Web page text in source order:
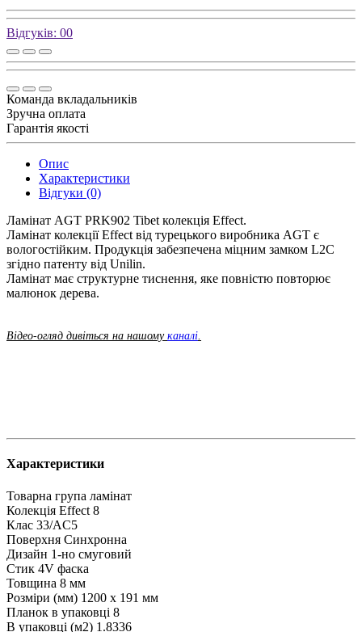
Відгуків: 00
Команда вкладальників
Зручна оплата
Гарантія якості
Опис
Характеристики
Відгуки (0)
Ламінат AGT PRK902 Tibet колекція Effect.
Ламінат колекції Effect від турецького виробника AGT є
вологостійким. Продукція забезпечена міцним замком L2C
згідно патенту від Unilin.
Ламінат має структурне тиснення, яке повністю повторює
малюнок дерева.
Відео-огляд дивіться на нашому каналі.
Характеристики
Товарна група ламінат
Колекція Effect 8
Клас 33/AC5
Поверхня Синхронна
Дизайн 1-но смуговий
Стик 4V фаска
Товщина 8 мм
Розміри (мм) 1200 х 191 мм
Планок в упаковці 8
В упаковці (м2) 1.8336